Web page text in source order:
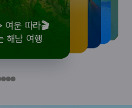
여운 따라🎬
해남 여행
수집!
념품숍 3곳⭐
말이 더 재미있어지는
한글 여행
숲길부터 천년 고찰까지!
마음에 쉼을 더하는 부안
뚜벅이 여행자 주목🚶
양양 1박 2일 코스
백제의 숨결을 따라,
부여에서 만나는 여름
<호프>, <동궁> 여운 따라🎬
실속 있게 떠나는 해남 여행
로컬 감성 수집!
전국 로컬 기념품숍 3곳⭐
우리말이 더 재미있어지는
세종 한글 여행
숲길부터 천년 고찰까지!
마음에 쉼을 더하는 부안
뚜벅이 여행자 주목🚶
양양 1박 2일 코스
백제의 숨결을 따라,
부여에서 만나는 여름